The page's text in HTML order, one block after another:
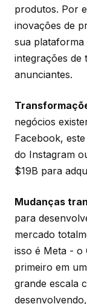
produtos. Por
inovações de
sua plataforma
integrações de
anunciantes.
negócios
Facebook,
do Instagram
$19B para
Mudanças
para
mercado
isso é Meta - o
primeiro em
grande escala